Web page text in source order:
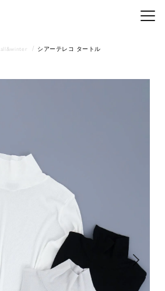
メニ
シアーテレコ タートル